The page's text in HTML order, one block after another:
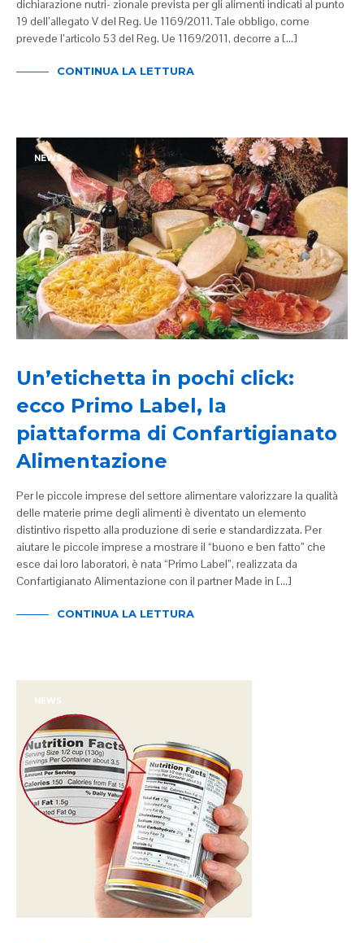
dichiarazione nutri- zionale prevista per gli alimenti indicati al punto
19 dell’allegato V del Reg. Ue 1169/2011. Tale obbligo, come
prevede l’articolo 53 del Reg. Ue 1169/2011, decorre a […]
CONTINUA LA LETTURA
NEWS
Un’etichetta in pochi click:
ecco Primo Label, la
piattaforma di Confartigianato
Alimentazione
Per le piccole imprese del settore alimentare valorizzare la qualità
delle materie prime degli alimenti è diventato un elemento
distintivo rispetto alla produzione di serie e standardizzata. Per
aiutare le piccole imprese a mostrare il “buono e ben fatto” che
esce dai loro laboratori, è nata “Primo Label”, realizzata da
Confartigianato Alimentazione con il partner Made in […]
CONTINUA LA LETTURA
NEWS